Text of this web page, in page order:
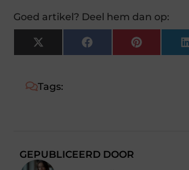
Goed artikel? Deel hem dan op:
X
(Twitter)
FacebookPinterest
Tags:
GEPUBLICEERD DOOR